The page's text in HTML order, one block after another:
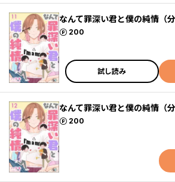
なんて罪深い君と僕の純情（
200
ポイント
試し読み
なんて罪深い君と僕の純情（
200
ポイント